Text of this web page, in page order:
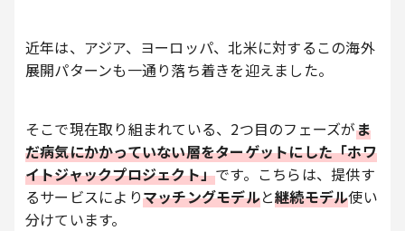
近年は、アジア、ヨーロッパ、北米に対するこの海外
展開パターンも一通り落ち着きを迎えました。
そこで現在取り組まれている、2つ目のフェーズがま
だ病気にかかっていない層をターゲットにした「ホワ
イトジャックプロジェクト」です。こちらは、提供す
るサービスによりマッチングモデルと継続モデル使い
分けています。